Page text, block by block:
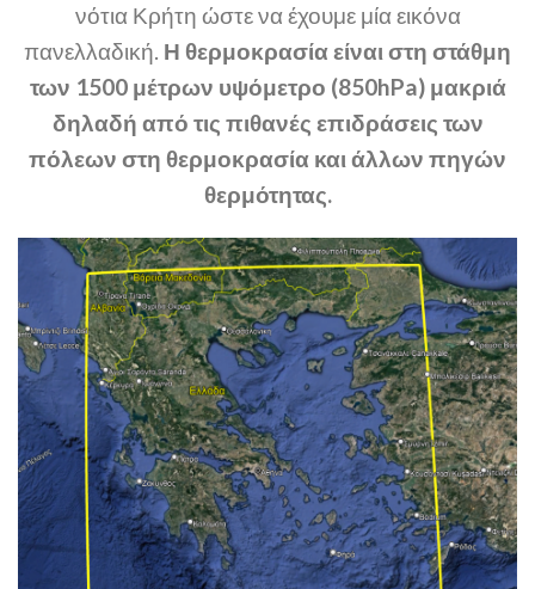
νότια Κρήτη ώστε να έχουμε μία εικόνα
πανελλαδική. Η θερμοκρασία είναι στη στάθμη
των 1500 μέτρων υψόμετρο (850hPa) μακριά
δηλαδή από τις πιθανές επιδράσεις των
πόλεων στη θερμοκρασία και άλλων πηγών
θερμότητας.